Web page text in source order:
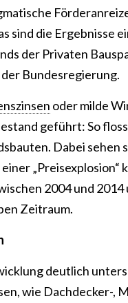
sind die Ergebnisse
der Privaten
Bundesregierung.
oder milde
geführt: So
Dabei sehen
„Preisexplosion“
2004 und
Zeitraum.
deutlich
wie Dachdecker-,